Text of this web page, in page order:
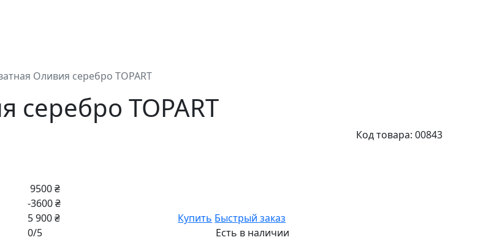
Оливия серебро TOPART
серебро TOPART
Код товара: 00843
9500 ₴
-3600 ₴
5 900 ₴
Купить Быстрый заказ
0/5
Есть в наличии